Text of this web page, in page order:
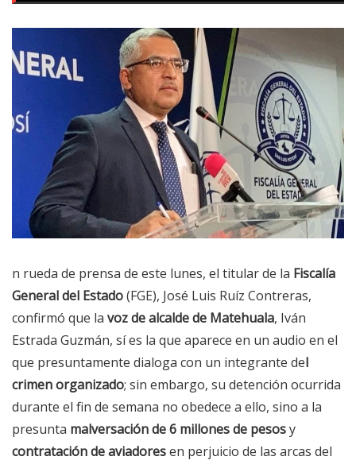
n rueda de prensa de este lunes, el titular de la Fiscalía
General del Estado(FGE), José Luis Ruíz Contreras,
confirmó que la voz de alcalde de Matehuala, Iván
Estrada Guzmán, sí es la que aparece en un audio en el
que presuntamente dialoga con un integrante del
crimen organizado; sin embargo, su detención ocurrida
durante el fin de semana no obedece a ello, sino a la
presunta malversación de 6 millones de pesosy
contratación de aviadoresen perjuicio de las arcas del